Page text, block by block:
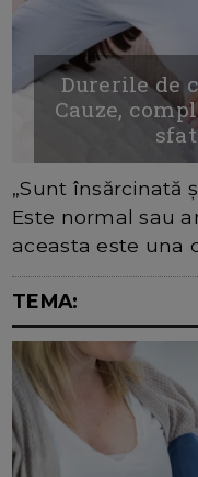
Durerile de
Cauze,
„Sunt însărcinată
Este normal sau
aceasta este una
TEMA: